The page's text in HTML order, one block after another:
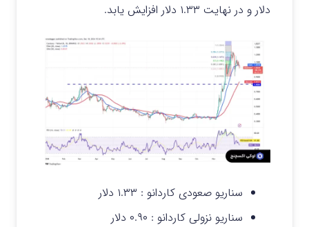
دلار و در نهایت ۱.۳۳ دلار افزایش یابد.
سناریو صعودی کاردانو : ۱.۳۳ دلار
سناریو نزولی کاردانو : ۰.۹۰ دلار